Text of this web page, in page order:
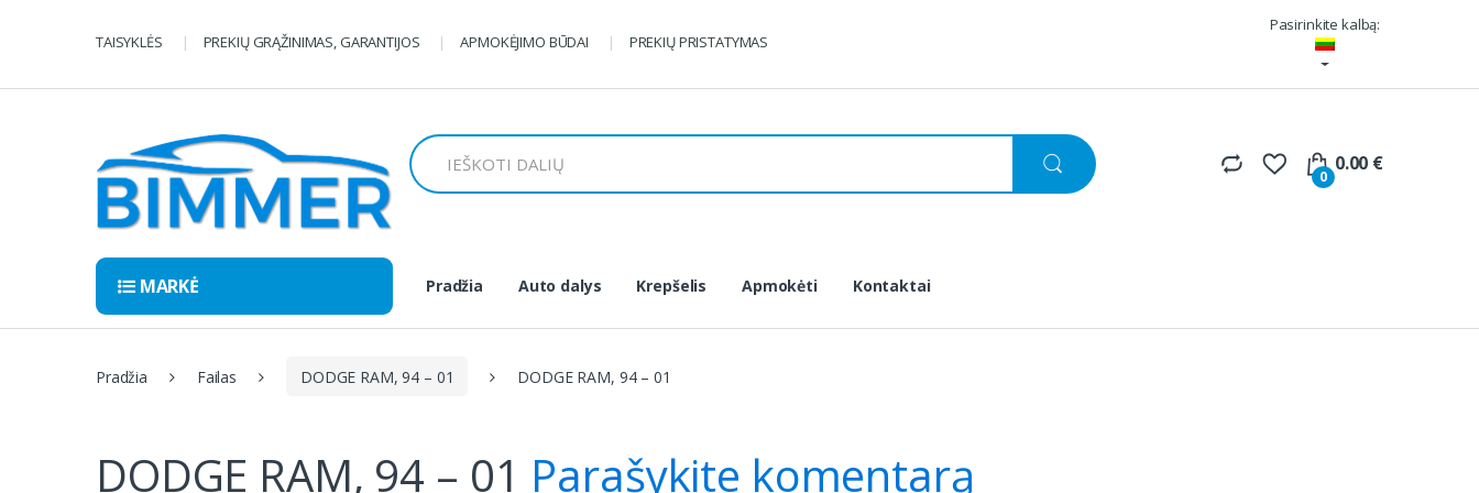
TAISYKLĖS PREKIŲ GRĄŽINIMAS, GARANTIJOS APMOKĖJIMO BŪDAI PREKIŲ PRISTATYMAS
Pasirinkite kalbą:
Ieškoti:
0
0.00 €
MARKĖ Pradžia Auto dalys Krepšelis Apmokėti Kontaktai
Pradžia Failas DODGE RAM, 94 – 01 DODGE RAM, 94 – 01
DODGE RAM, 94 – 01 Parašykite komentarą